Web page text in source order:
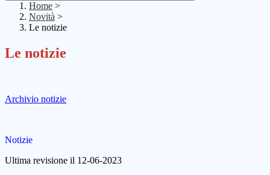
Home >
Novità >
Le notizie
Le notizie
Archivio notizie
Notizie
Ultima revisione il 12-06-2023